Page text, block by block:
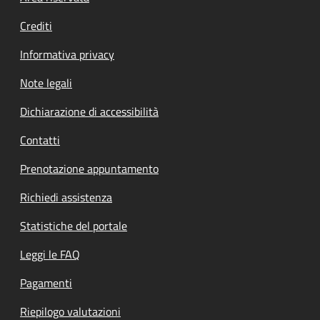
Crediti
Informativa privacy
Note legali
Dichiarazione di accessibilità
Contatti
Prenotazione appuntamento
Richiedi assistenza
Statistiche del portale
Leggi le FAQ
Pagamenti
Riepilogo valutazioni